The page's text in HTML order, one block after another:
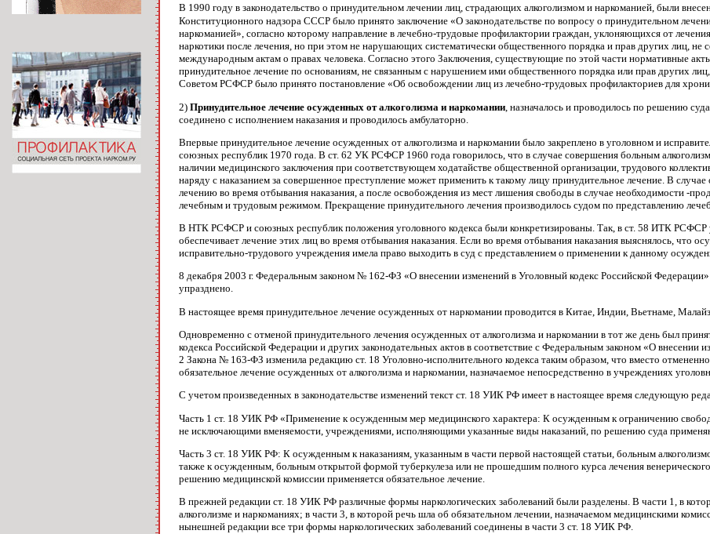
В 1990 году в законодательство о принудительном лечении лиц, стра­дающих алкоголизмом и наркоманией, были
Конституционного надзора СССР было принято заключение «О законодательстве по вопросу о принудитель­ном
наркоманией», согласно которому направление в лечебно-трудовые профи­лактории граждан, уклоняющихся от
наркотики после лечения, но при этом не нарушающих систематически общественного порядка и прав других лиц,
международным актам о правах человека. Согласно этого Заключения, существующие по этой части нормативные
принудительное лечение по основаниям, не связанным с нарушением ими общественного порядка или прав других
Советом РСФСР было принято постановление «Об осво­бождении лиц из лечебно-трудовых профилакториев для
2) Принудительное лечение осужденных от алкоголизма и наркомании , назначалось и проводилось по решению
соединено с исполнением наказания и проводилось амбулаторно.
Впервые принудительное лечение осужденных от алкоголизма и наркомании было закреплено в уголовном и
союзных республик 1970 года. В ст. 62 УК РСФСР 1960 года говорилось, что в случае совершения больным
наличии медицинского заключения при соответствующем ходатайстве общественной организации, трудового
наряду с наказанием за совершенное преступление может применить к такому лицу принудительное лечение. В
лечению во время отбывания наказания, а после освобождения из мест лишения свободы в случае необходимости -
лечебным и трудовым режимом. Прекращение принудительного лечения производилось судом по представлению
В НТК РСФСР и союзных республик положения уголовного кодекса были конкретизированы. Так, в ст. 58 ИТК РСФСР
обеспечивает лечение этих лиц во время отбывания наказания. Если во время отбывания наказания выяснялось, что
исправительно-трудового учреждения имела право выходить в суд с представлением о применении к данному
8 декабря 2003 г. Федеральным законом № 162-ФЗ «О внесении из­менений в Уголовный кодекс Российской
упразднено.
В настоящее время принудительное лечение осужденных от наркомании проводится в Китае, Индии, Вьетнаме,
Одновременно с отменой принудительного лечения осужденных от алкоголизма и наркомании в тот же день был
кодекса Российской Федерации и других законодательных актов в соответствие с Федеральным законом «О
2 Закона № 163-ФЗ изменила редакцию ст. 18 Уголовно-исполнительного кодекса таким образом, что вместо
обязательное лечение осужденных от алкоголизма и наркомании, назначаемое непосредственно в учреждениях
С учетом произведенных в законодательстве изменений текст ст. 18 УИК РФ имеет в настоящее время следующую
Часть 1 ст. 18 УИК РФ «Применение к осужденным мер медицинского характера: К осужденным к ограничению
не исключающими вме­няемости, учреждениями, исполняющими указанные виды наказаний, по решению суда
Часть 3 ст. 18 УИК РФ: К осужденным к наказаниям, указанным в части первой настоящей статьи, больным
также к осужденным, больным открытой формой туберкулеза или не прошедшим полного курса лечения
решению медицинской комиссии применяется обязательное лечение.
В прежней редакции ст. 18 УИК РФ различные формы наркологиче­ских заболеваний были разделены. В части 1, в
алкоголизме и наркоманиях; в части 3, в которой речь шла об обязательном лечении, назначаемом медицинскими
нынешней редакции все три формы наркологических заболеваний соединены в части 3 ст. 18 УИК РФ.